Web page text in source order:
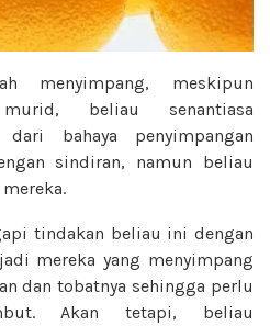
menyimpang, meskipun
beliau senantiasa
bahaya penyimpangan
sindiran, namun beliau
tindakan beliau ini dengan
mereka yang menyimpang
dan tobatnya sehingga perlu
Akan tetapi, beliau